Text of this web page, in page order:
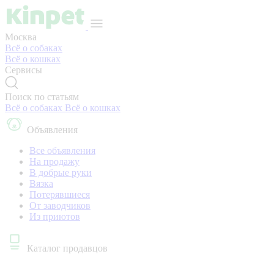
Москва
Всё о собаках
Всё о кошках
Сервисы
Поиск по статьям
Всё о собаках Всё о кошках
Объявления
Все объявления
На продажу
В добрые руки
Вязка
Потерявшиеся
От заводчиков
Из приютов
Каталог продавцов